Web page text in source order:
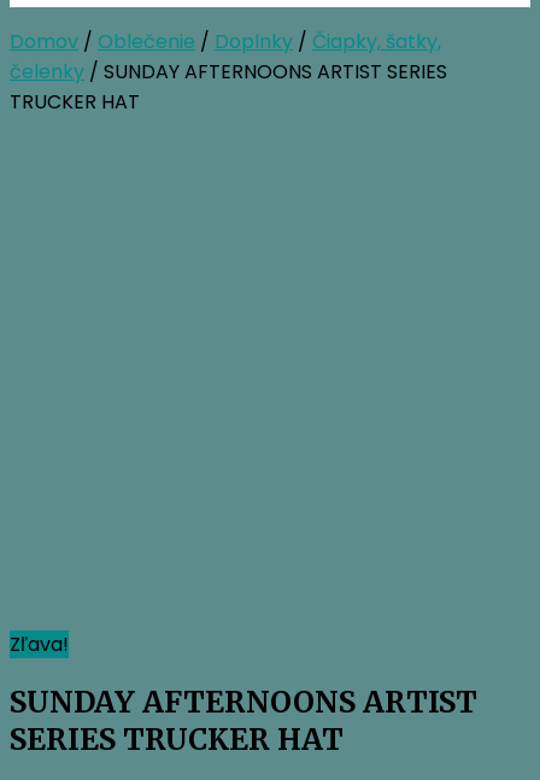
Domov / Oblečenie / Doplnky / Čiapky, šatky,
čelenky / SUNDAY AFTERNOONS ARTIST SERIES
TRUCKER HAT
Zľava!
SUNDAY AFTERNOONS ARTIST
SERIES TRUCKER HAT